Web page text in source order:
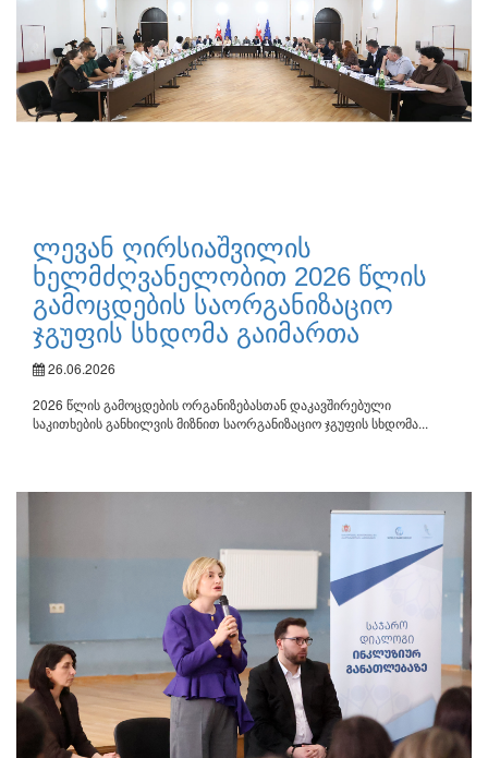
ლევან ღირსიაშვილის
ხელმძღვანელობით 2026 წლის
გამოცდების საორგანიზაციო
ჯგუფის სხდომა გაიმართა
26.06.2026
2026 წლის გამოცდების ორგანიზებასთან დაკავშირებული
საკითხების განხილვის მიზნით საორგანიზაციო ჯგუფის სხდომა...